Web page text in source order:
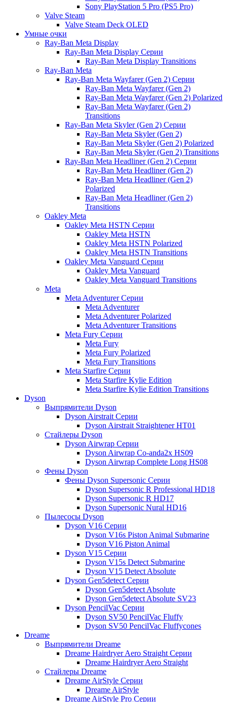
Sony PlayStation 5 Pro (PS5 Pro)
Valve Steam
Valve Steam Deck OLED
Умные очки
Ray-Ban Meta Display
Ray-Ban Meta Display Серии
Ray-Ban Meta Display Transitions
Ray-Ban Meta
Ray-Ban Meta Wayfarer (Gen 2) Серии
Ray-Ban Meta Wayfarer (Gen 2)
Ray-Ban Meta Wayfarer (Gen 2) Polarized
Ray-Ban Meta Wayfarer (Gen 2)
Transitions
Ray-Ban Meta Skyler (Gen 2) Серии
Ray-Ban Meta Skyler (Gen 2)
Ray-Ban Meta Skyler (Gen 2) Polarized
Ray-Ban Meta Skyler (Gen 2) Transitions
Ray-Ban Meta Headliner (Gen 2) Серии
Ray-Ban Meta Headliner (Gen 2)
Ray-Ban Meta Headliner (Gen 2)
Polarized
Ray-Ban Meta Headliner (Gen 2)
Transitions
Oakley Meta
Oakley Meta HSTN Серии
Oakley Meta HSTN
Oakley Meta HSTN Polarized
Oakley Meta HSTN Transitions
Oakley Meta Vanguard Серии
Oakley Meta Vanguard
Oakley Meta Vanguard Transitions
Meta
Meta Adventurer Серии
Meta Adventurer
Meta Adventurer Polarized
Meta Adventurer Transitions
Meta Fury Серии
Meta Fury
Meta Fury Polarized
Meta Fury Transitions
Meta Starfire Серии
Meta Starfire Kylie Edition
Meta Starfire Kylie Edition Transitions
Dyson
Выпрямители Dyson
Dyson Airstrait Серии
Dyson Airstrait Straightener HT01
Стайлеры Dyson
Dyson Airwrap Серии
Dyson Airwrap Co-anda2x HS09
Dyson Airwrap Complete Long HS08
Фены Dyson
Фены Dyson Supersonic Серии
Dyson Supersonic R Professional HD18
Dyson Supersonic R HD17
Dyson Supersonic Nural HD16
Пылесосы Dyson
Dyson V16 Серии
Dyson V16s Piston Animal Submarine
Dyson V16 Piston Animal
Dyson V15 Серии
Dyson V15s Detect Submarine
Dyson V15 Detect Absolute
Dyson Gen5detect Серии
Dyson Gen5detect Absolute
Dyson Gen5detect Absolute SV23
Dyson PencilVac Серии
Dyson SV50 PencilVac Fluffy
Dyson SV50 PencilVac Fluffycones
Dreame
Выпрямители Dreame
Dreame Hairdryer Aero Straight Серии
Dreame Hairdryer Aero Straight
Стайлеры Dreame
Dreame AirStyle Серии
Dreame AirStyle
Dreame AirStyle Pro Серии